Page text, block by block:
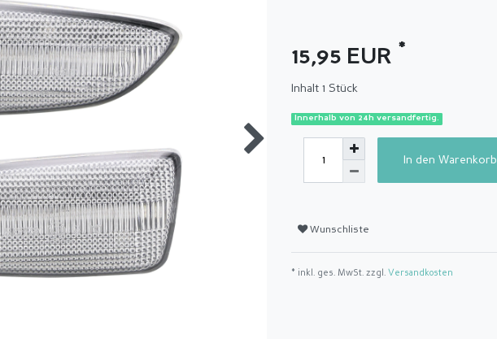
15,95 EUR *
Inhalt 1 Stück
Innerhalb von 24h versandfertig.
In den Warenkorb
Wunschliste
* inkl. ges. MwSt. zzgl. Versandkosten